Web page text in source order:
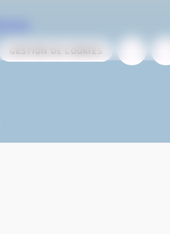
GESTIÓN DE COOKIES